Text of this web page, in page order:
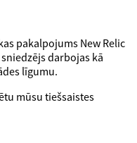
pakalpojums New Relic
darbojas kā
līgumu.
mūsu tiešsaistes